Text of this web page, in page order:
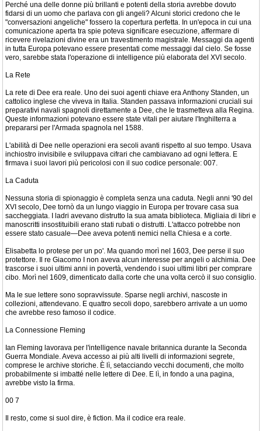
Perché una delle donne più brillanti e potenti della storia avrebbe dovuto
fidarsi di un uomo che parlava con gli angeli? Alcuni storici credono che le
"conversazioni angeliche" fossero la copertura perfetta. In un'epoca in cui una
comunicazione aperta tra spie poteva significare esecuzione, affermare di
ricevere rivelazioni divine era un travestimento magistrale. Messaggi da agenti
in tutta Europa potevano essere presentati come messaggi dal cielo. Se fosse
vero, sarebbe stata l'operazione di intelligence più elaborata del XVI secolo.
La Rete
La rete di Dee era reale. Uno dei suoi agenti chiave era Anthony Standen, un
cattolico inglese che viveva in Italia. Standen passava informazioni cruciali sui
preparativi navali spagnoli direttamente a Dee, che le trasmetteva alla Regina.
Queste informazioni potevano essere state vitali per aiutare l'Inghilterra a
prepararsi per l'Armada spagnola nel 1588.
L'abilità di Dee nelle operazioni era secoli avanti rispetto al suo tempo. Usava
inchiostro invisibile e sviluppava cifrari che cambiavano ad ogni lettera. E
firmava i suoi lavori più pericolosi con il suo codice personale: 007.
La Caduta
Nessuna storia di spionaggio è completa senza una caduta. Negli anni '90 del
XVI secolo, Dee tornò da un lungo viaggio in Europa per trovare casa sua
saccheggiata. I ladri avevano distrutto la sua amata biblioteca. Migliaia di libri e
manoscritti insostituibili erano stati rubati o distrutti. L'attacco potrebbe non
essere stato casuale—Dee aveva potenti nemici nella Chiesa e a corte.
Elisabetta lo protese per un po'. Ma quando morì nel 1603, Dee perse il suo
protettore. Il re Giacomo I non aveva alcun interesse per angeli o alchimia. Dee
trascorse i suoi ultimi anni in povertà, vendendo i suoi ultimi libri per comprare
cibo. Morì nel 1609, dimenticato dalla corte che una volta cercò il suo consiglio.
Ma le sue lettere sono sopravvissute. Sparse negli archivi, nascoste in
collezioni, attendevano. E quattro secoli dopo, sarebbero arrivate a un uomo
che avrebbe reso famoso il codice.
La Connessione Fleming
Ian Fleming lavorava per l'intelligence navale britannica durante la Seconda
Guerra Mondiale. Aveva accesso ai più alti livelli di informazioni segrete,
comprese le archive storiche. È lì, setacciando vecchi documenti, che molto
probabilmente si imbatté nelle lettere di Dee. E lì, in fondo a una pagina,
avrebbe visto la firma.
00 7
Il resto, come si suol dire, è fiction. Ma il codice era reale.